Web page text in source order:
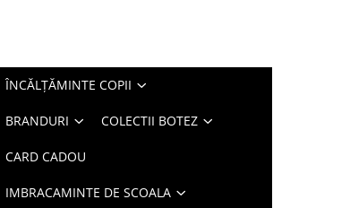
ÎNCĂLȚĂMINTE COPII
BRANDURI COLECTII BOTEZ
CARD CADOU
IMBRACAMINTE DE SCOALA